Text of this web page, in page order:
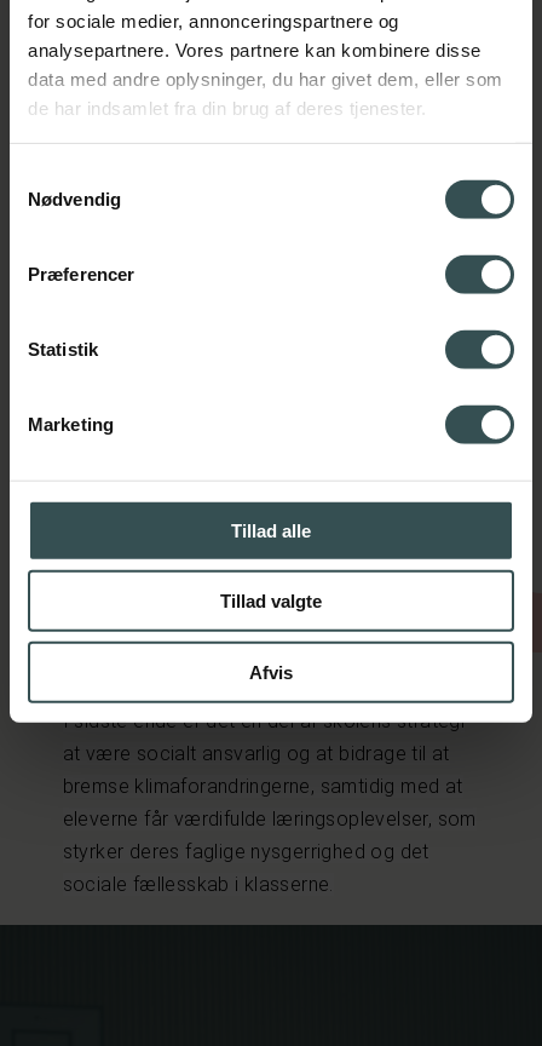
for sociale medier, annonceringspartnere og
analysepartnere. Vores partnere kan kombinere disse
data med andre oplysninger, du har givet dem, eller som
de har indsamlet fra din brug af deres tjenester.
Nødvendig
Præferencer
Statistik
Marketing
Tillad alle
Tillad valgte
Afvis
tværs af fag fokuserer derudover på FN’s 17
verdensmål, herunder mål nr. 13 om
klimaindsats. Ved at mindske
klimabelastningen på studieturene kan skolen
I sidste ende er det en del af skolens strategi
at være socialt ansvarlig og at bidrage til at
bremse klimaforandringerne, samtidig med at
eleverne får værdifulde læringsoplevelser, som
styrker deres faglige nysgerrighed og det
sociale fællesskab i klasserne.